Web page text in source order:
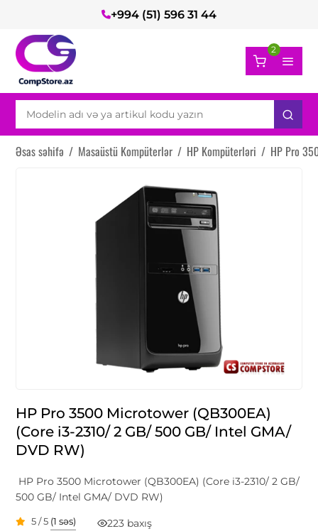
+994 (51) 596 31 44
2
Əsas səhifə / Masaüstü Kompüterlər / HP Kompüterləri / HP Pro
HP Pro 3500 Microtower (QB300EA)
(Core i3-2310/ 2 GB/ 500 GB/ Intel GMA/
DVD RW)
HP Pro 3500 Microtower (QB300EA) (Core i3-2310/ 2 GB/
500 GB/ Intel GMA/ DVD RW)
5 / 5 (1 səs) 223 baxış